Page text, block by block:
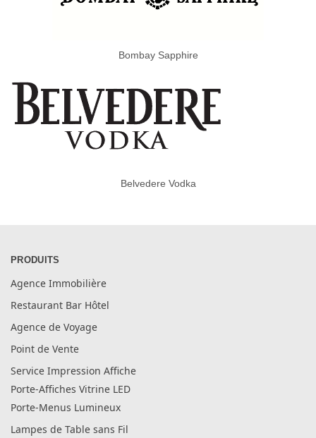
Bombay Sapphire
Belvedere Vodka
PRODUITS
Agence Immobilière
Restaurant Bar Hôtel
Agence de Voyage
Point de Vente
Service Impression Affiche
Porte-Affiches Vitrine LED
Porte-Menus Lumineux
Lampes de Table sans Fil